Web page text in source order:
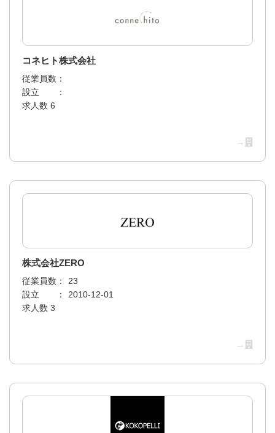
コネヒト株式会社
従業員数：
設立 ：
求人数 6
→
株式会社ZERO
従業員数：
23
設立 ：
2010-12-01
求人数 3
→